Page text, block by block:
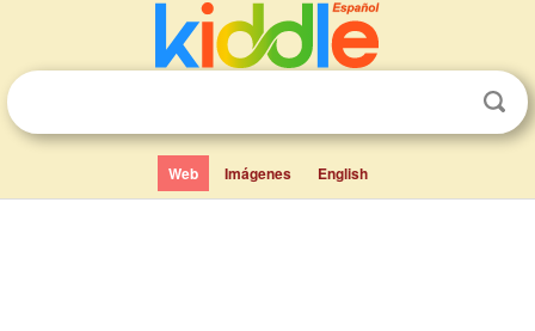
Web Imágenes English